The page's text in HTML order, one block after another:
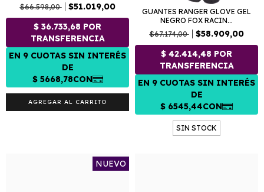
$66.598,00
$51.019,00
AGREGAR AL CARRITO
GUANTES RANGER GLOVE GEL
NEGRO FOX RACIN...
$67.174,00
$58.909,00
SIN STOCK
NUEVO